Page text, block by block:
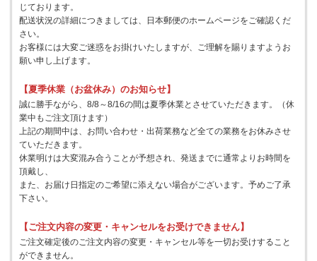
じております。
配送状況の詳細につきましては、日本郵便のホームページをご確認くだ
さい。
お客様には大変ご迷惑をお掛けいたしますが、ご理解を賜りますようお
願い申し上げます。
【夏季休業（お盆休み）のお知らせ】
誠に勝手ながら、8/8～8/16の間は夏季休業とさせていただきます。（休
業中もご注文頂けます）
上記の期間中は、お問い合わせ・出荷業務など全ての業務をお休みさせ
ていただきます。
休業明けは大変混み合うことが予想され、発送までに通常よりお時間を
頂戴し、
また、お届け日指定のご希望に添えない場合がございます。予めご了承
下さい。
【ご注文内容の変更・キャンセルをお受けできません】
ご注文確定後のご注文内容の変更・キャンセル等を一切お受けすること
ができません。